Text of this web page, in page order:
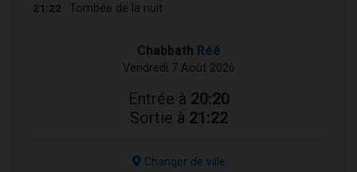
21:22 Tombée de la nuit
Chabbath Réé
Vendredi 7 Août 2026
Entrée à 20:20
Sortie à 21:22
Changer de ville